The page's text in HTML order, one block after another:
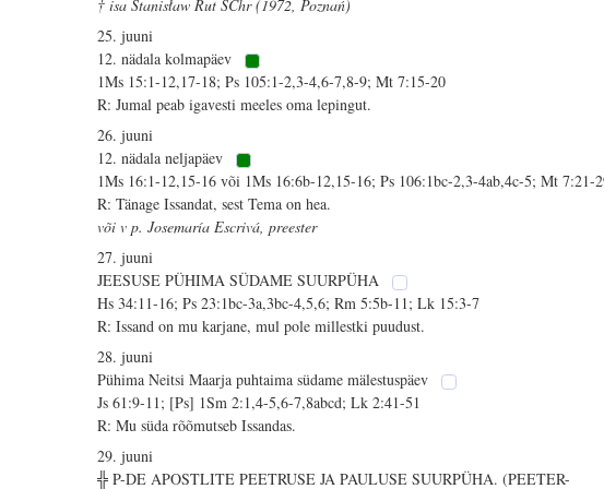
† isa Stanisław Rut SChr (1972, Poznań)
25. juuni
12. nädala kolmapäev
1Ms 15:1-12,17-18; Ps 105:1-2,3-4,6-7,8-9; Mt 7:15-20
R: Jumal peab igavesti meeles oma lepingut.
26. juuni
12. nädala neljapäev
1Ms 16:1-12,15-16 või 1Ms 16:6b-12,15-16; Ps 106:1bc-2,3-4ab,4c-5; Mt 7:21-
R: Tänage Issandat, sest Tema on hea.
või v p. Josemaría Escrivá, preester
27. juuni
JEESUSE PÜHIMA SÜDAME SUURPÜHA
Hs 34:11-16; Ps 23:1bc-3a,3bc-4,5,6; Rm 5:5b-11; Lk 15:3-7
R: Issand on mu karjane, mul pole millestki puudust.
28. juuni
Pühima Neitsi Maarja puhtaima südame mälestuspäev
Js 61:9-11; [Ps] 1Sm 2:1,4-5,6-7,8abcd; Lk 2:41-51
R: Mu süda rõõmutseb Issandas.
29. juuni
╬ P-DE APOSTLITE PEETRUSE JA PAULUSE SUURPÜHA. (PEETER-